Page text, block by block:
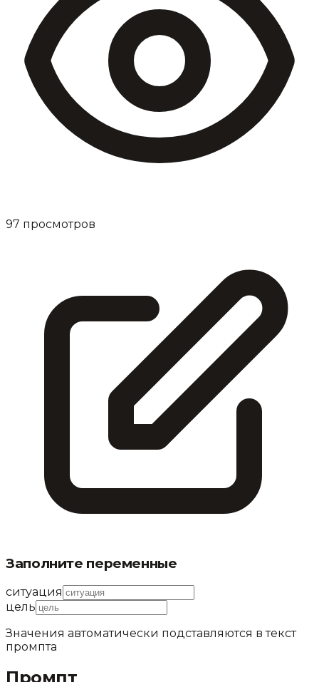
97 просмотров
Заполните переменные
ситуация
цель
Значения автоматически подставляются в текст
промпта
Промпт